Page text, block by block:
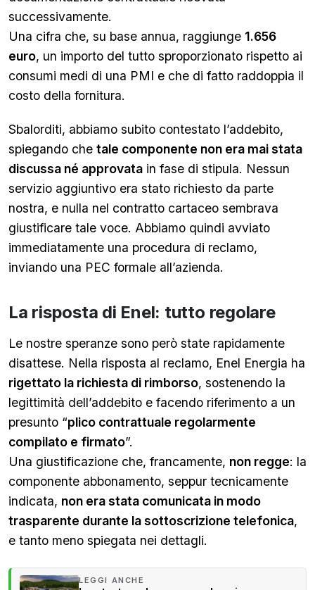
successivamente.
Una cifra che, su base annua, raggiunge 1.656
euro, un importo del tutto sproporzionato rispetto ai
consumi medi di una PMI e che di fatto raddoppia il
costo della fornitura.
Sbalorditi, abbiamo subito contestato l’addebito,
spiegando che tale componente non era mai stata
discussa né approvata in fase di stipula. Nessun
servizio aggiuntivo era stato richiesto da parte
nostra, e nulla nel contratto cartaceo sembrava
giustificare tale voce. Abbiamo quindi avviato
immediatamente una procedura di reclamo,
inviando una PEC formale all’azienda.
La risposta di Enel: tutto regolare
Le nostre speranze sono però state rapidamente
disattese. Nella risposta al reclamo, Enel Energia ha
rigettato la richiesta di rimborso, sostenendo la
legittimità dell’addebito e facendo riferimento a un
presunto “plico contrattuale regolarmente
compilato e firmato”.
Una giustificazione che, francamente, non regge: la
componente abbonamento, seppur tecnicamente
indicata, non era stata comunicata in modo
trasparente durante la sottoscrizione telefonica,
e tanto meno spiegata nei dettagli.
LEGGI ANCHE